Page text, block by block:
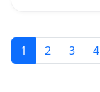
1 2 3 4